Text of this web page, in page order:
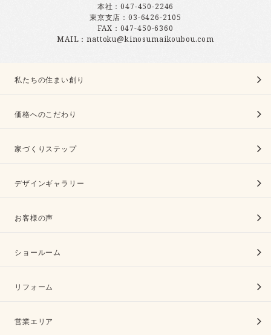
本社：047-450-2246
東京支店：03-6426-2105
FAX：047-450-6360
MAIL：nattoku@kinosumaikoubou.com
私たちの住まい創り
価格へのこだわり
家づくりステップ
デザインギャラリー
お客様の声
ショールーム
リフォーム
営業エリア